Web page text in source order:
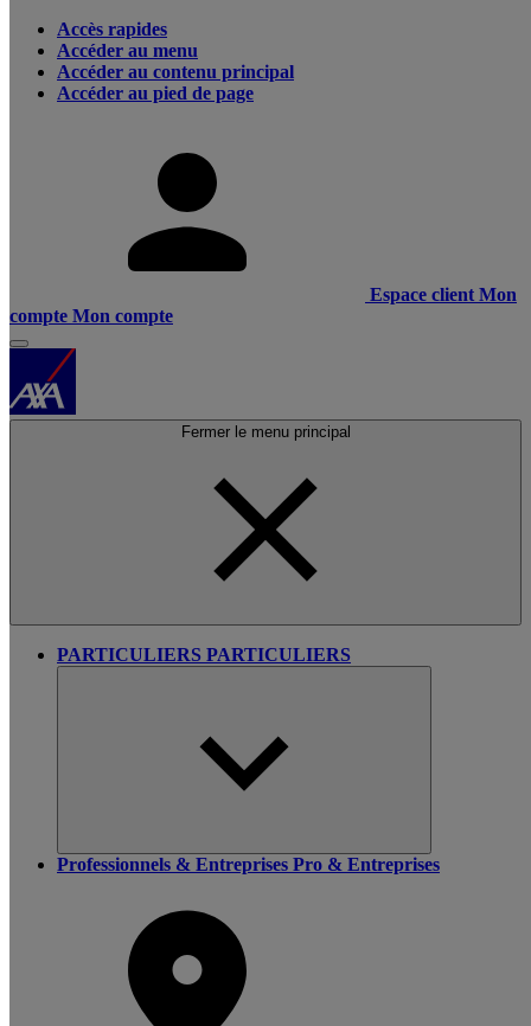
Accès rapides
Accéder au menu
Accéder au contenu principal
Accéder au pied de page
Espace client Mon
compte Mon compte
Fermer le menu principal
PARTICULIERS PARTICULIERS
Professionnels & Entreprises Pro & Entreprises